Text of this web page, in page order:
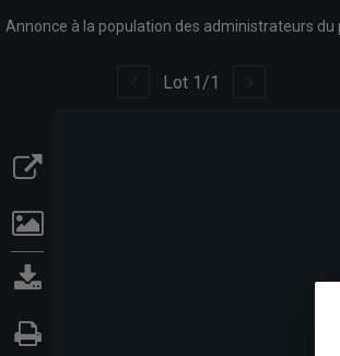
Lot 1 /1